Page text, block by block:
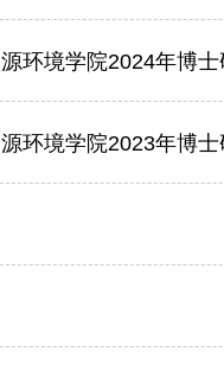
环境学院2024年博
环境学院2023年博